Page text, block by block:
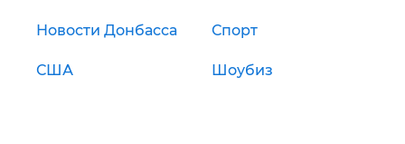
Новости Донбасса Спорт
США Шоубиз